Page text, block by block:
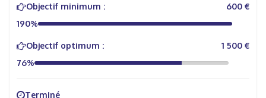
Objectif minimum :
600 €
190%
Objectif optimum :
1 500 €
76%
Terminé